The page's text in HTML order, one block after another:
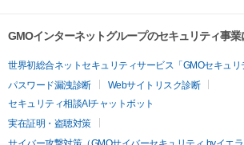
GMOインターネットグループのセキュリティ事業
世界初総合ネットセキュリティサービス「GMOセキュリ
パスワード漏洩診断
Webサイトリスク診断
セキュリティ相談AIチャットボット
実在証明・盗聴対策